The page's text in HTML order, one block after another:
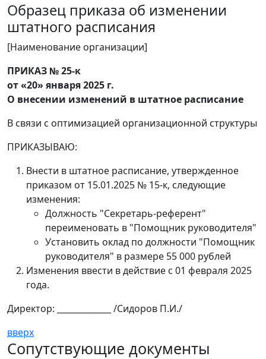
Образец приказа об изменении
штатного расписания
[Наименование организации]
ПРИКАЗ № 25-к
от «20» января 2025 г.
О внесении изменений в штатное расписание
В связи с оптимизацией организационной структуры
ПРИКАЗЫВАЮ:
Внести в штатное расписание, утвержденное
приказом от 15.01.2025 № 15-к, следующие
изменения:
Должность "Секретарь-референт"
переименовать в "Помощник руководителя"
Установить оклад по должности "Помощник
руководителя" в размере 55 000 рублей
Изменения ввести в действие с 01 февраля 2025
года.
Директор: _____________ /Сидоров П.И./
вверх
Сопутствующие документы